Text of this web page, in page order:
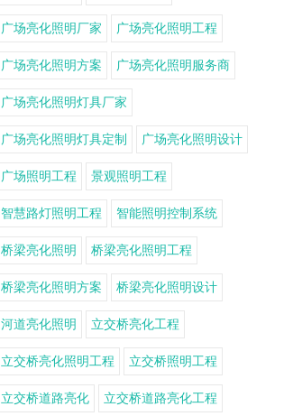
广场亮化照明厂家 广场亮化照明工程
广场亮化照明方案 广场亮化照明服务商
广场亮化照明灯具厂家
广场亮化照明灯具定制 广场亮化照明设计
广场照明工程 景观照明工程
智慧路灯照明工程 智能照明控制系统
桥梁亮化照明 桥梁亮化照明工程
桥梁亮化照明方案 桥梁亮化照明设计
河道亮化照明 立交桥亮化工程
立交桥亮化照明工程 立交桥照明工程
立交桥道路亮化 立交桥道路亮化工程